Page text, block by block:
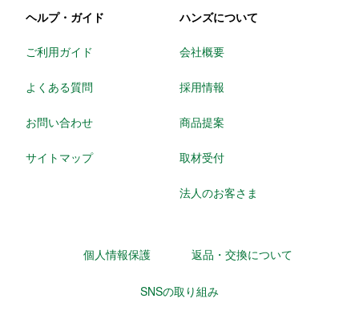
ヘルプ・ガイド
ご利用ガイド
よくある質問
お問い合わせ
サイトマップ
ハンズについて
会社概要
採用情報
商品提案
取材受付
法人のお客さま
個人情報保護 返品・交換について
SNSの取り組み